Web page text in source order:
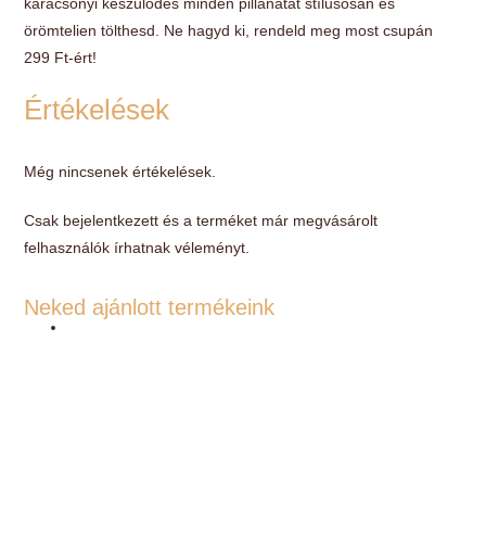
örömtelien tölthesd. Ne hagyd ki, rendeld meg most csupán
299 Ft-ért!
Értékelések
Még nincsenek értékelések.
Csak bejelentkezett és a terméket már megvásárolt
felhasználók írhatnak véleményt.
Neked ajánlott termékeink